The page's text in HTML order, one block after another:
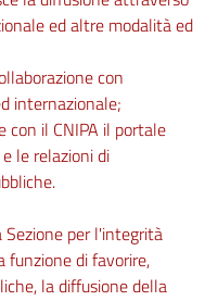
ed altre modalità ed
con
internazionale;
con il CNIPA il portale
le relazioni di
Sezione per l'integrità
funzione di favorire,
la diffusione della